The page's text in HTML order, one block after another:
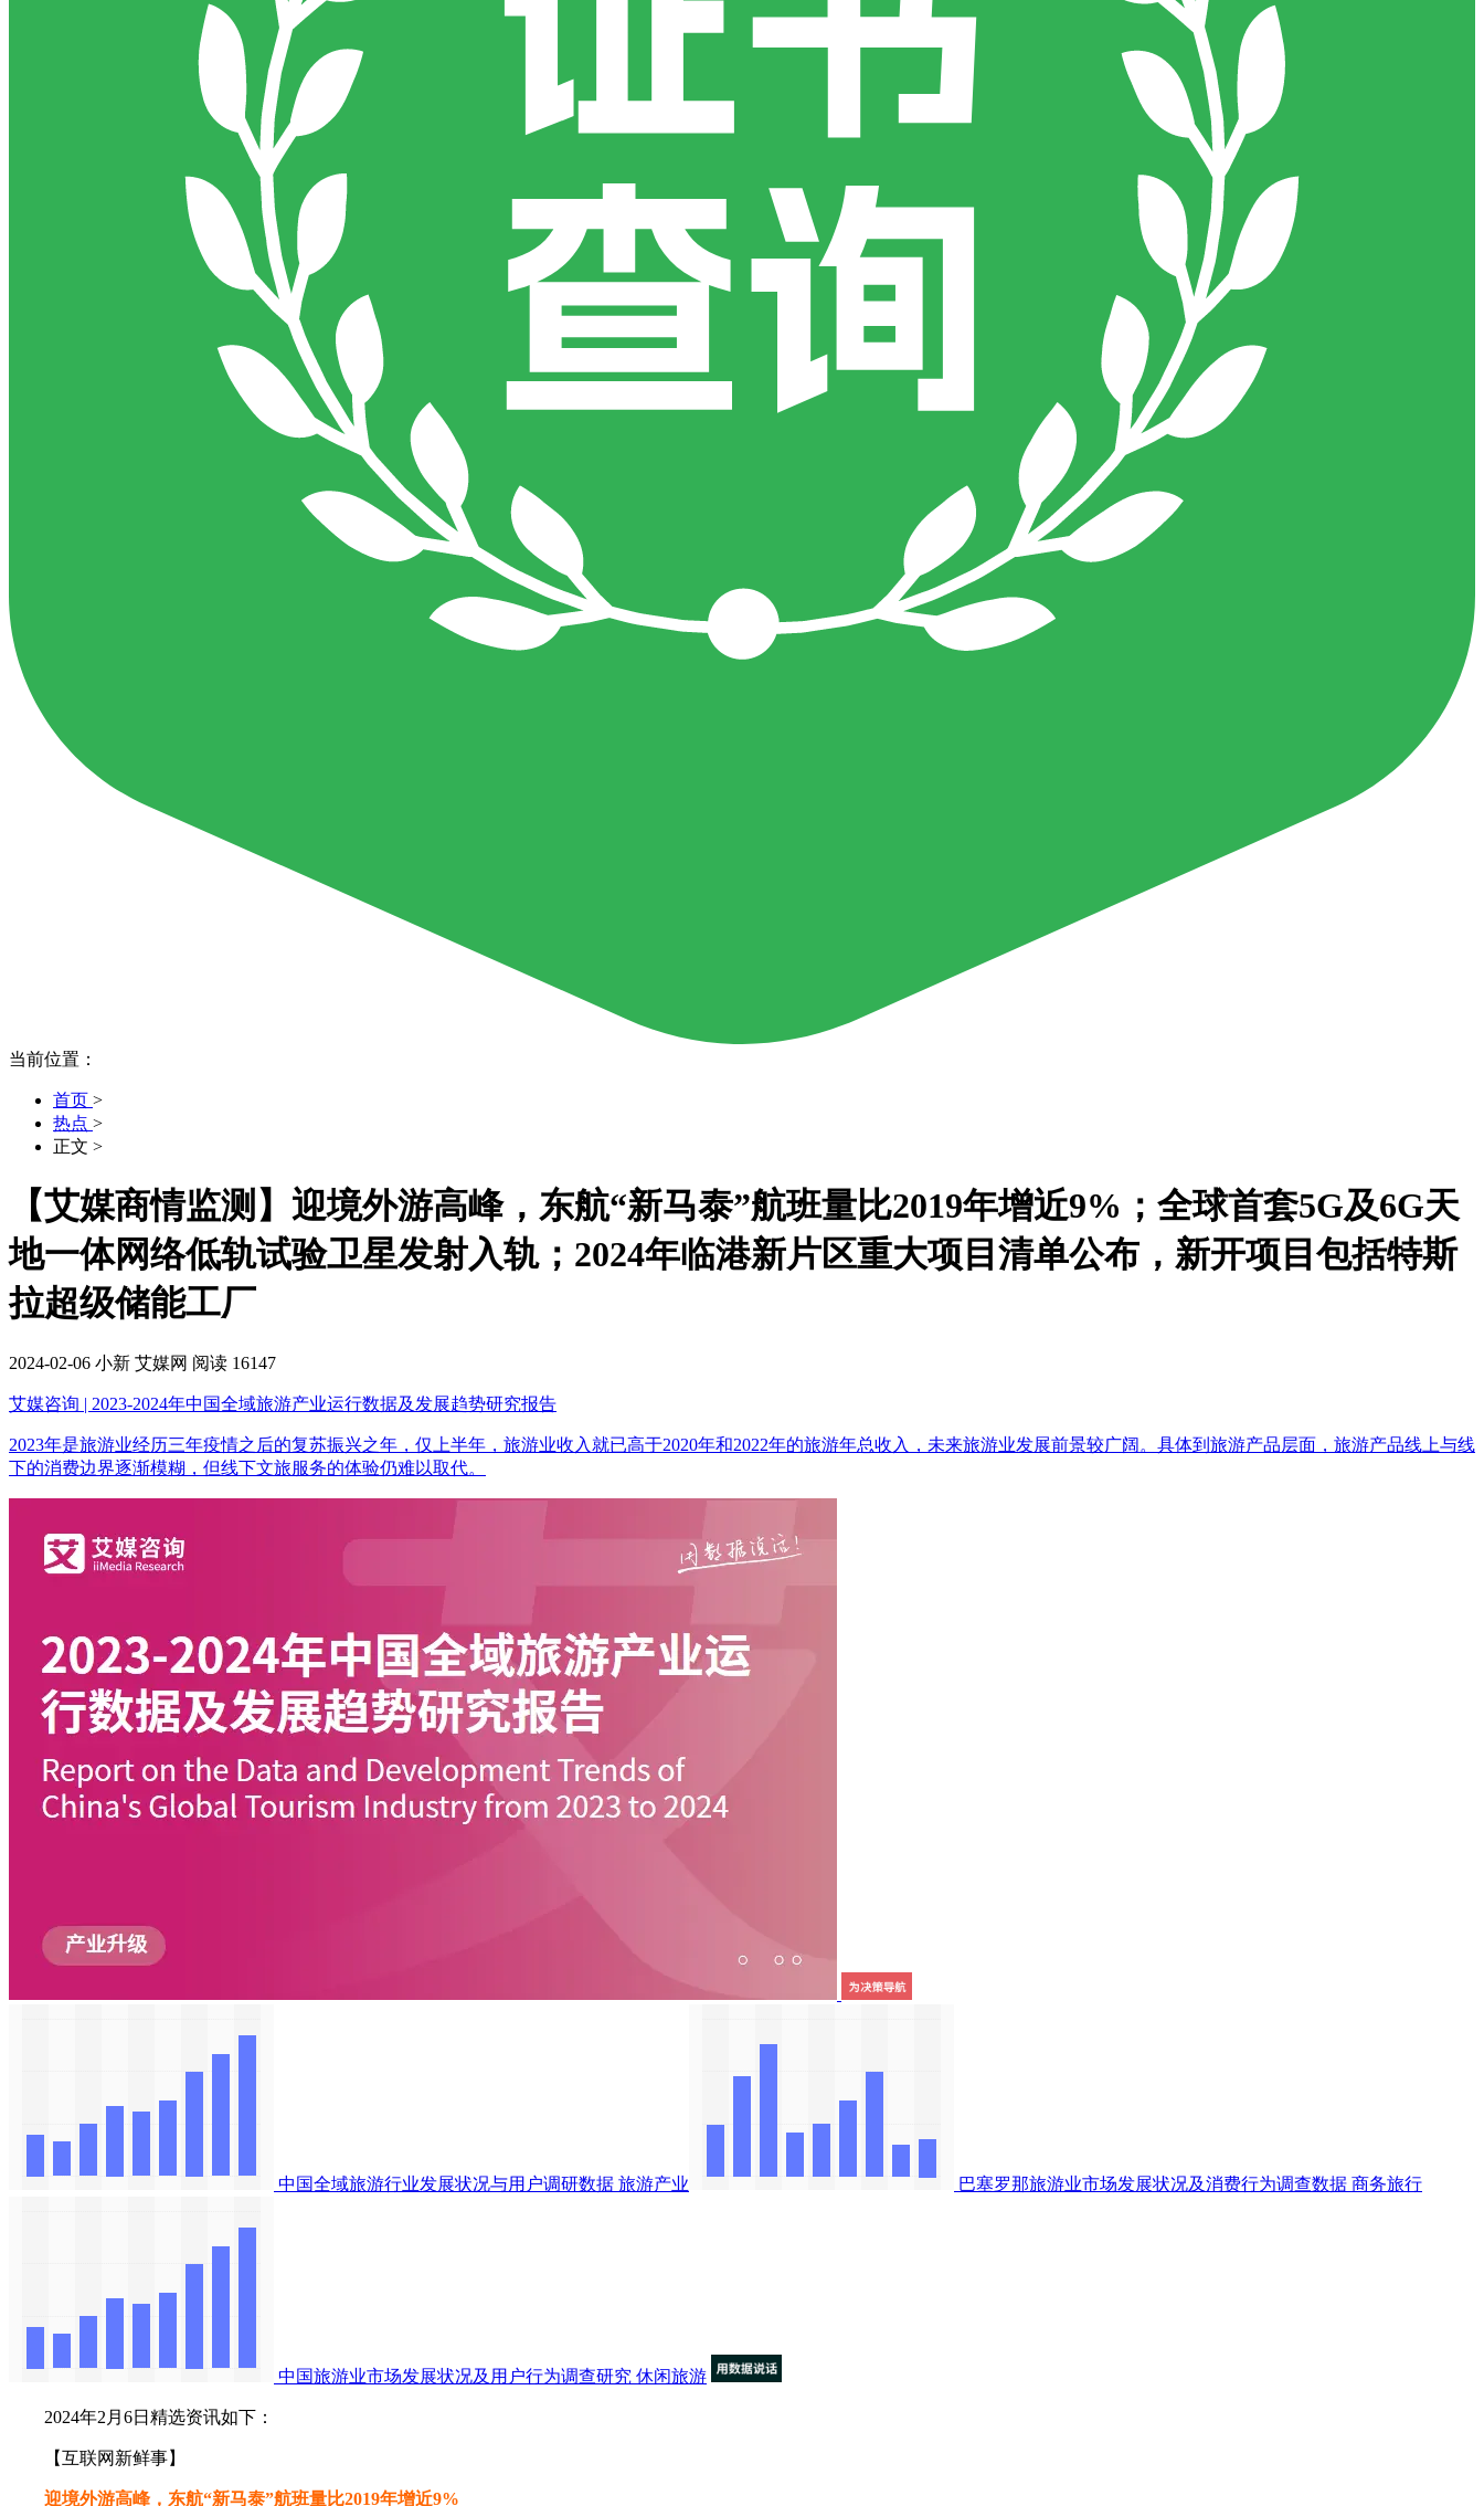
当前位置：
首页 >
热点 >
正文 >
【艾媒商情监测】迎境外游高峰，东航“新马泰”航班量比2019年增近9%；全球首套5G及6G天
地一体网络低轨试验卫星发射入轨；2024年临港新片区重大项目清单公布，新开项目包括特斯
拉超级储能工厂
2024-02-06 小新 艾媒网 阅读 16147
艾媒咨询 | 2023-2024年中国全域旅游产业运行数据及发展趋势研究报告
2023年是旅游业经历三年疫情之后的复苏振兴之年，仅上半年，旅游业收入就已高于2020年和2022年的旅游年总收入，未来旅游业发展前景较广阔。具体到旅游产品层面，旅游产品线上与线
下的消费边界逐渐模糊，但线下文旅服务的体验仍难以取代。
中国全域旅游行业发展状况与用户调研数据 旅游产业 巴塞罗那旅游业市场发展状况及消费行为调查数据 商务旅行
中国旅游业市场发展状况及用户行为调查研究 休闲旅游
2024年2月6日精选资讯如下：
【互联网新鲜事】
迎境外游高峰，东航“新马泰”航班量比2019年增近9%